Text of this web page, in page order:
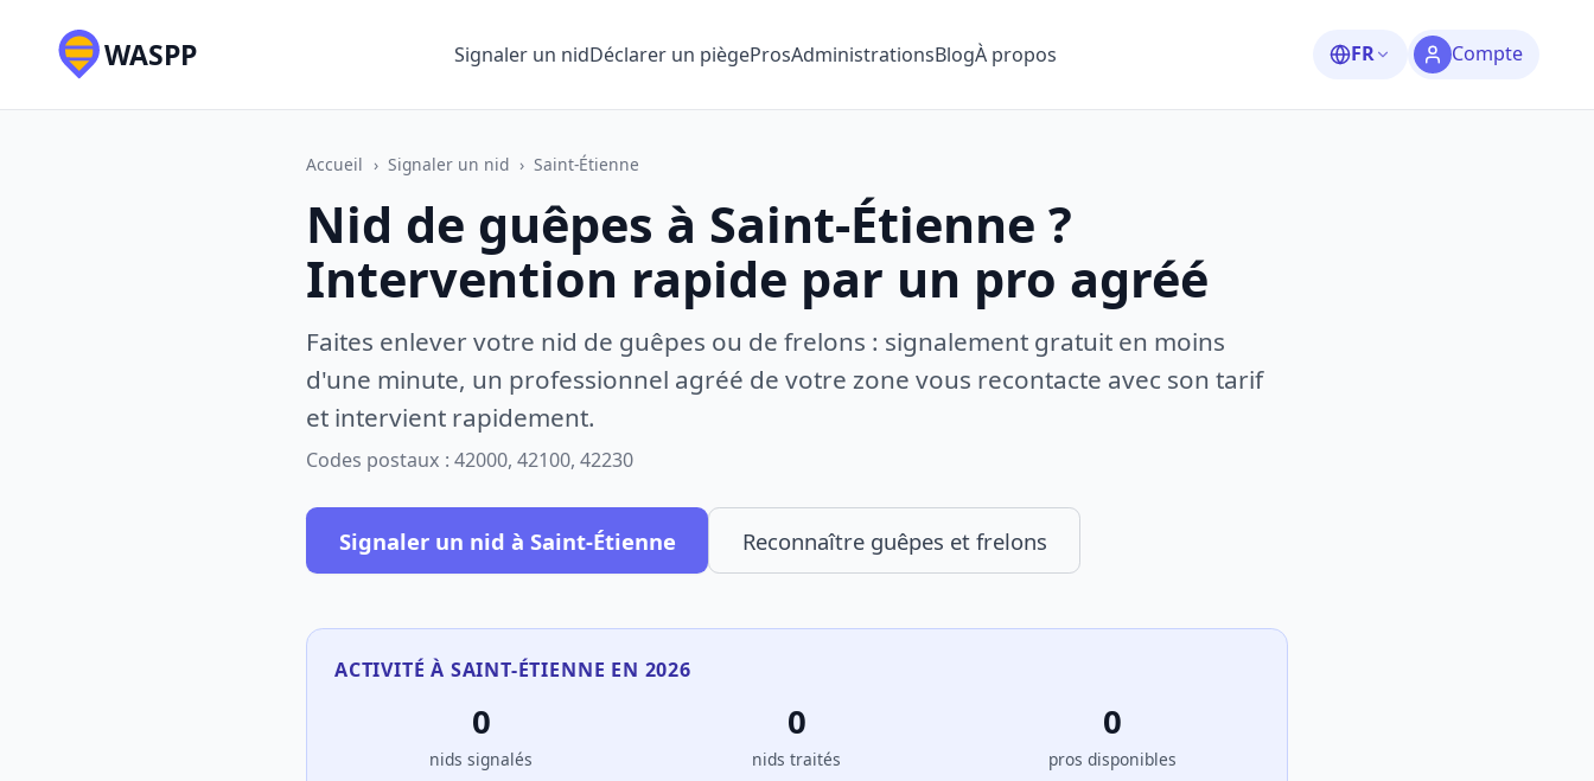
WASPP Signaler un nidDéclarer un piègeProsAdministrationsBlogÀ propos FR Compte
Accueil › Signaler un nid › Saint-Étienne
Nid de guêpes à Saint-Étienne ?
Intervention rapide par un pro agréé
Faites enlever votre nid de guêpes ou de frelons : signalement gratuit en moins
d'une minute, un professionnel agréé de votre zone vous recontacte avec son tarif
et intervient rapidement.
Codes postaux : 42000, 42100, 42230
Signaler un nid à Saint-Étienne Reconnaître guêpes et frelons
ACTIVITÉ À SAINT-ÉTIENNE EN 2026
0
nids signalés
0
nids traités
0
pros disponibles